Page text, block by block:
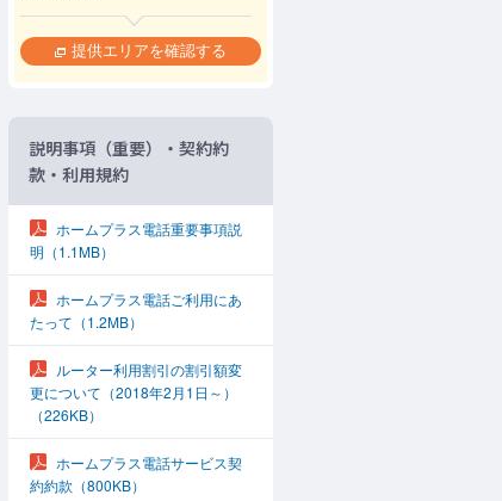
説明事項（重要）・契約約
款・利用規約
ホームプラス電話重要事項説
明 （1.1MB）
ホームプラス電話ご利用にあ
たって （1.2MB）
ルーター利用割引の割引額変
更について（2018年2月1日～）
（226KB）
ホームプラス電話サービス契
約約款 （800KB）